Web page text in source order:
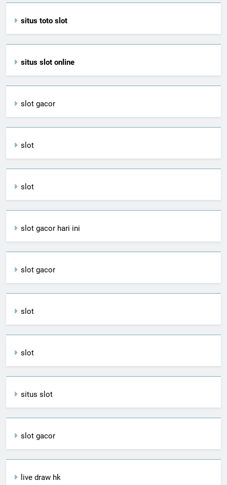
situs toto slot
situs slot online
slot gacor
slot
slot
slot gacor hari ini
slot gacor
slot
slot
situs slot
slot gacor
live draw hk